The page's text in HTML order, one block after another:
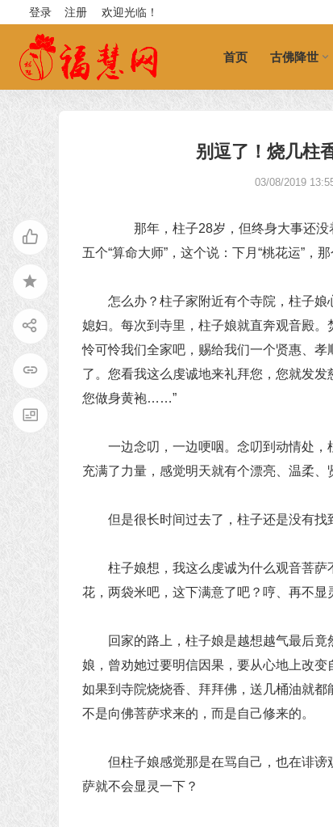
欢迎光临！
登录 注册
首页 古佛降世
别逗了！烧几柱
03/08/2019
那年，柱子28岁，但终身大事还没
五个“算命大师”，这个说：下月“桃花运”，
怎么办？柱子家附近有个寺院，柱子娘
媳妇。每次到寺里，柱子娘就直奔观音殿
怜可怜我们全家吧，赐给我们一个贤惠、
了。您看我这么虔诚地来礼拜您，您就发
您做身黄袍……”
一边念叨，一边哽咽。念叨到动情处，
充满了力量，感觉明天就有个漂亮、温柔、
但是很长时间过去了，柱子还是没有找
柱子娘想，我这么虔诚为什么观音菩萨
花，两袋米吧，这下满意了吧？哼、再不显
回家的路上，柱子娘是越想越气最后竟
娘，曾劝她过要明信因果，要从心地上改
如果到寺院烧烧香、拜拜佛，送几桶油就都
不是向佛菩萨求来的，而是自己修来的。
但柱子娘感觉那是在骂自己，也在诽谤
萨就不会显灵一下？